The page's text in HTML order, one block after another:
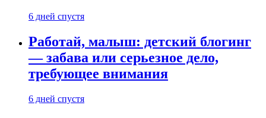
6 дней спустя
Работай, малыш: детский блогинг
— забава или серьезное дело,
требующее внимания
6 дней спустя